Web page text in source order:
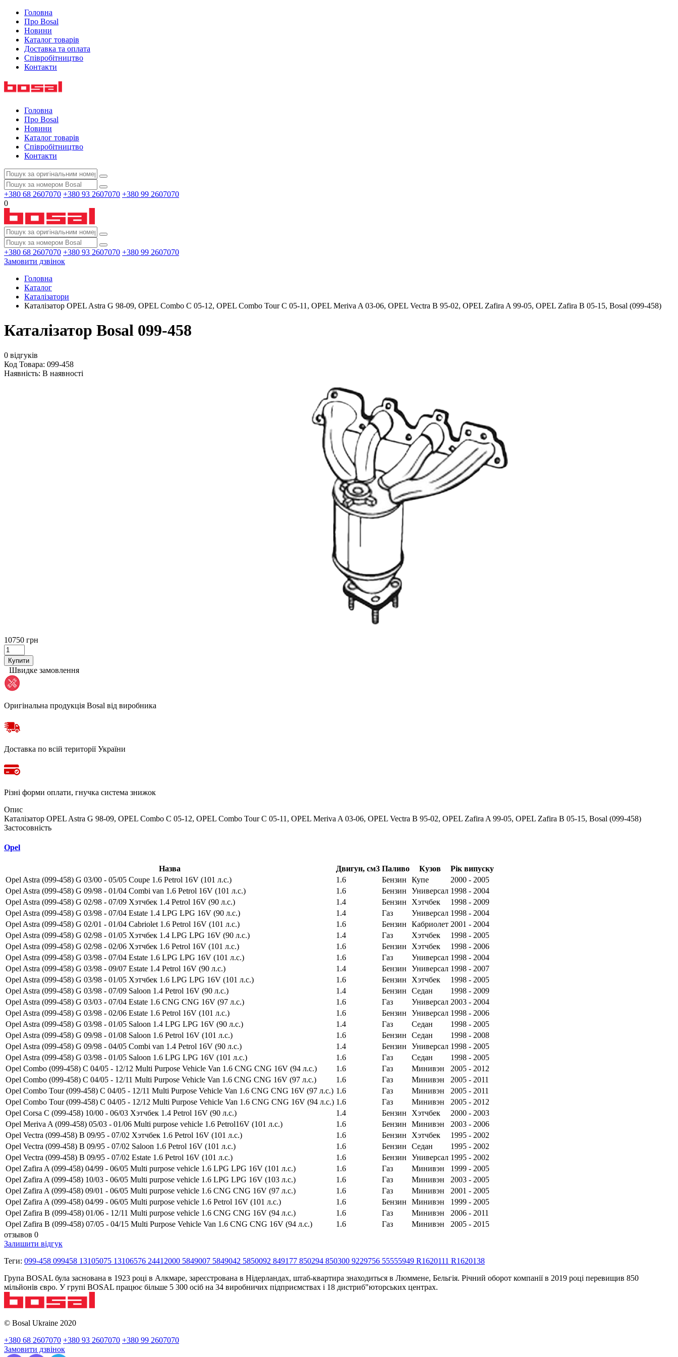
Головна
Про Bosal
Новини
Каталог товарів
Доставка та оплата
Співробітництво
Контакти
Головна
Про Bosal
Новини
Каталог товарів
Співробітництво
Контакти
+380 68 2607070 +380 93 2607070 +380 99 2607070
0
+380 68 2607070 +380 93 2607070 +380 99 2607070
Замовити дзвінок
Головна
Каталог
Каталізатори
Каталізатор OPEL Astra G 98-09, OPEL Combo C 05-12, OPEL Combo Tour C 05-11, OPEL Meriva A 03-06, OPEL Vectra B 95-02, OPEL Zafira A 99-05, OPEL Zafira B 05-15, Bosal (099-458)
Каталізатор Bosal 099-458
0 відгуків
Код Товара: 099-458
Наявність: В наявності
10750 грн
Купити
Швидке замовлення
Оригінальна продукція Bosal від виробника
Доставка по всій території України
Різні форми оплати, гнучка система знижок
Опис
Каталізатор OPEL Astra G 98-09, OPEL Combo C 05-12, OPEL Combo Tour C 05-11, OPEL Meriva A 03-06, OPEL Vectra B 95-02, OPEL Zafira A 99-05, OPEL Zafira B 05-15, Bosal (099-458)
Застосовність
Opel
Назва Двигун, см3 Паливо Кузов
Рік випуску
Opel Astra (099-458) G 03/00 - 05/05 Coupe 1.6 Petrol 16V (101 л.с.)
1.6 Бензин Купе
2000 - 2005
Opel Astra (099-458) G 09/98 - 01/04 Combi van 1.6 Petrol 16V (101 л.с.)
1.6 Бензин Универсал 1998 - 2004
Opel Astra (099-458) G 02/98 - 07/09 Хэтчбек 1.4 Petrol 16V (90 л.с.)
1.4 Бензин Хэтчбек
1998 - 2009
Opel Astra (099-458) G 03/98 - 07/04 Estate 1.4 LPG LPG 16V (90 л.с.)
1.4 Газ Универсал 1998 - 2004
Opel Astra (099-458) G 02/01 - 01/04 Cabriolet 1.6 Petrol 16V (101 л.с.)
1.6 Бензин Кабриолет 2001 - 2004
Opel Astra (099-458) G 02/98 - 01/05 Хэтчбек 1.4 LPG LPG 16V (90 л.с.)
1.4 Газ Хэтчбек
1998 - 2005
Opel Astra (099-458) G 02/98 - 02/06 Хэтчбек 1.6 Petrol 16V (101 л.с.)
1.6 Бензин Хэтчбек
1998 - 2006
Opel Astra (099-458) G 03/98 - 07/04 Estate 1.6 LPG LPG 16V (101 л.с.)
1.6 Газ Универсал 1998 - 2004
Opel Astra (099-458) G 03/98 - 09/07 Estate 1.4 Petrol 16V (90 л.с.)
1.4 Бензин Универсал 1998 - 2007
Opel Astra (099-458) G 03/98 - 01/05 Хэтчбек 1.6 LPG LPG 16V (101 л.с.)
1.6 Бензин Хэтчбек
1998 - 2005
Opel Astra (099-458) G 03/98 - 07/09 Saloon 1.4 Petrol 16V (90 л.с.)
1.4 Бензин Седан
1998 - 2009
Opel Astra (099-458) G 03/03 - 07/04 Estate 1.6 CNG CNG 16V (97 л.с.)
1.6 Газ Универсал 2003 - 2004
Opel Astra (099-458) G 03/98 - 02/06 Estate 1.6 Petrol 16V (101 л.с.)
1.6 Бензин Универсал 1998 - 2006
Opel Astra (099-458) G 03/98 - 01/05 Saloon 1.4 LPG LPG 16V (90 л.с.)
1.4 Газ Седан
1998 - 2005
Opel Astra (099-458) G 09/98 - 01/08 Saloon 1.6 Petrol 16V (101 л.с.)
1.6 Бензин Седан
1998 - 2008
Opel Astra (099-458) G 09/98 - 04/05 Combi van 1.4 Petrol 16V (90 л.с.)
1.4 Бензин Универсал 1998 - 2005
Opel Astra (099-458) G 03/98 - 01/05 Saloon 1.6 LPG LPG 16V (101 л.с.)
1.6 Газ Седан
1998 - 2005
Opel Combo (099-458) C 04/05 - 12/12 Multi Purpose Vehicle Van 1.6 CNG CNG 16V (94 л.с.)
1.6 Газ Минивэн
2005 - 2012
Opel Combo (099-458) C 04/05 - 12/11 Multi Purpose Vehicle Van 1.6 CNG CNG 16V (97 л.с.)
1.6 Газ Минивэн
2005 - 2011
Opel Combo Tour (099-458) C 04/05 - 12/11 Multi Purpose Vehicle Van 1.6 CNG CNG 16V (97 л.с.) 1.6 Газ Минивэн
2005 - 2011
Opel Combo Tour (099-458) C 04/05 - 12/12 Multi Purpose Vehicle Van 1.6 CNG CNG 16V (94 л.с.) 1.6 Газ Минивэн
2005 - 2012
Opel Corsa C (099-458) 10/00 - 06/03 Хэтчбек 1.4 Petrol 16V (90 л.с.)
1.4 Бензин Хэтчбек
2000 - 2003
Opel Meriva A (099-458) 05/03 - 01/06 Multi purpose vehicle 1.6 Petrol16V (101 л.с.)
1.6 Бензин Минивэн
2003 - 2006
Opel Vectra (099-458) B 09/95 - 07/02 Хэтчбек 1.6 Petrol 16V (101 л.с.)
1.6 Бензин Хэтчбек
1995 - 2002
Opel Vectra (099-458) B 09/95 - 07/02 Saloon 1.6 Petrol 16V (101 л.с.)
1.6 Бензин Седан
1995 - 2002
Opel Vectra (099-458) B 09/95 - 07/02 Estate 1.6 Petrol 16V (101 л.с.)
1.6 Бензин Универсал 1995 - 2002
Opel Zafira A (099-458) 04/99 - 06/05 Multi purpose vehicle 1.6 LPG LPG 16V (101 л.с.)
1.6 Газ Минивэн
1999 - 2005
Opel Zafira A (099-458) 10/03 - 06/05 Multi purpose vehicle 1.6 LPG LPG 16V (103 л.с.)
1.6 Газ Минивэн
2003 - 2005
Opel Zafira A (099-458) 09/01 - 06/05 Multi purpose vehicle 1.6 CNG CNG 16V (97 л.с.)
1.6 Газ Минивэн
2001 - 2005
Opel Zafira A (099-458) 04/99 - 06/05 Multi purpose vehicle 1.6 Petrol 16V (101 л.с.)
1.6 Бензин Минивэн
1999 - 2005
Opel Zafira B (099-458) 01/06 - 12/11 Multi purpose vehicle 1.6 CNG CNG 16V (94 л.с.)
1.6 Газ Минивэн
2006 - 2011
Opel Zafira B (099-458) 07/05 - 04/15 Multi Purpose Vehicle Van 1.6 CNG CNG 16V (94 л.с.)
1.6 Газ Минивэн
2005 - 2015
отзывов 0
Залишити відгук
Теги: 099-458 099458 13105075 13106576 24412000 5849007 5849042 5850092 849177 850294 850300 9229756 55555949 R1620111 R1620138
Група BOSAL була заснована в 1923 році в Алкмаре, зареєстрована в Нідерландах, штаб-квартира знаходиться в Люммене, Бельгія. Річний оборот компанії в 2019 році перевищив 850
мільйонів євро. У групі BOSAL працює більше 5 300 осіб на 34 виробничих підприємствах і 18 дистриб"юторських центрах.
© Bosal Ukraine 2020
+380 68 2607070 +380 93 2607070 +380 99 2607070
Замовити дзвінок